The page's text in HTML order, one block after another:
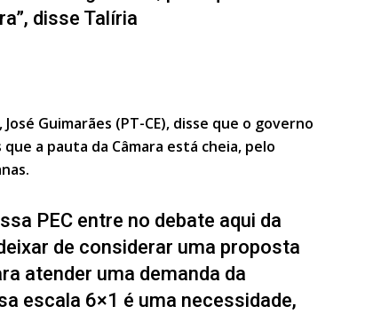
disse Talíria
Guimarães (PT-CE), disse que o governo
a pauta da Câmara está cheia, pelo
PEC entre no debate aqui da
de considerar uma proposta
atender uma demanda da
escala 6×1 é uma necessidade,